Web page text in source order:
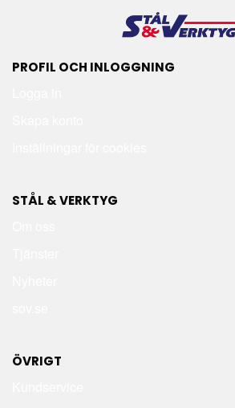
PROFIL OCH INLOGGNING
STÅL & VERKTYG
ÖVRIGT